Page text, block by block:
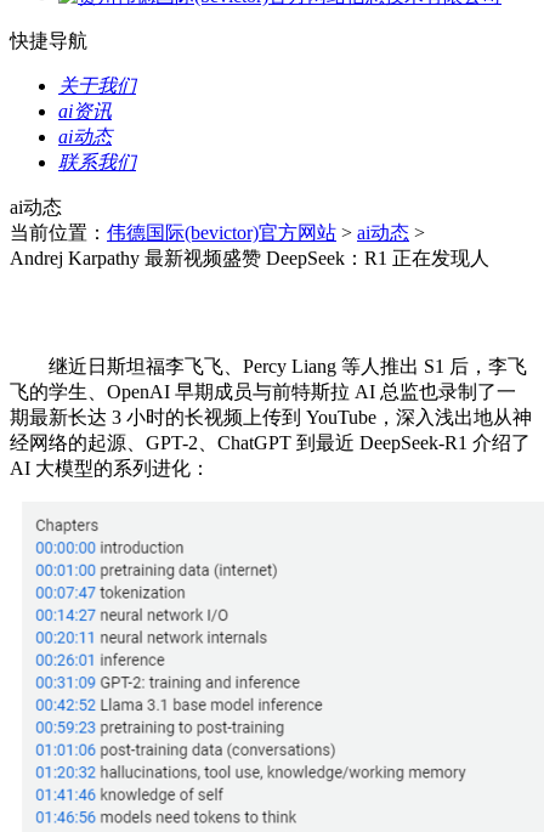
快捷导航
关于我们
ai资讯
ai动态
联系我们
ai动态
当前位置： 伟德国际(bevictor)官方网站 > ai动态 >
Andrej Karpathy 最新视频盛赞 DeepSeek：R1 正在发现人
继近日斯坦福李飞飞、Percy Liang 等人推出 S1 后，李飞
飞的学生、OpenAI 早期成员与前特斯拉 AI 总监也录制了一
期最新长达 3 小时的长视频上传到 YouTube，深入浅出地从神
经网络的起源、GPT-2、ChatGPT 到最近 DeepSeek-R1 介绍了
AI 大模型的系列进化：